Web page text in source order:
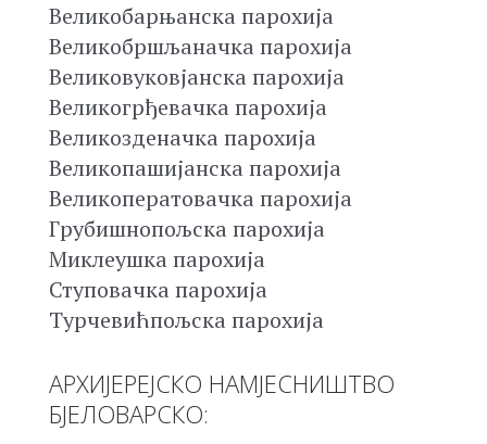
Великобарњанска парохија
Великобршљаначка парохија
Великовуковјанска парохија
Великогрђевачка парохија
Великозденачка парохија
Великопашијанска парохија
Великоператовачка парохија
Грубишнопољска парохија
Миклеушка парохија
Ступовачка парохија
Турчевићпољска парохија
АРХИЈЕРЕЈСКО НАМЈЕСНИШТВО
БЈЕЛОВАРСКО: